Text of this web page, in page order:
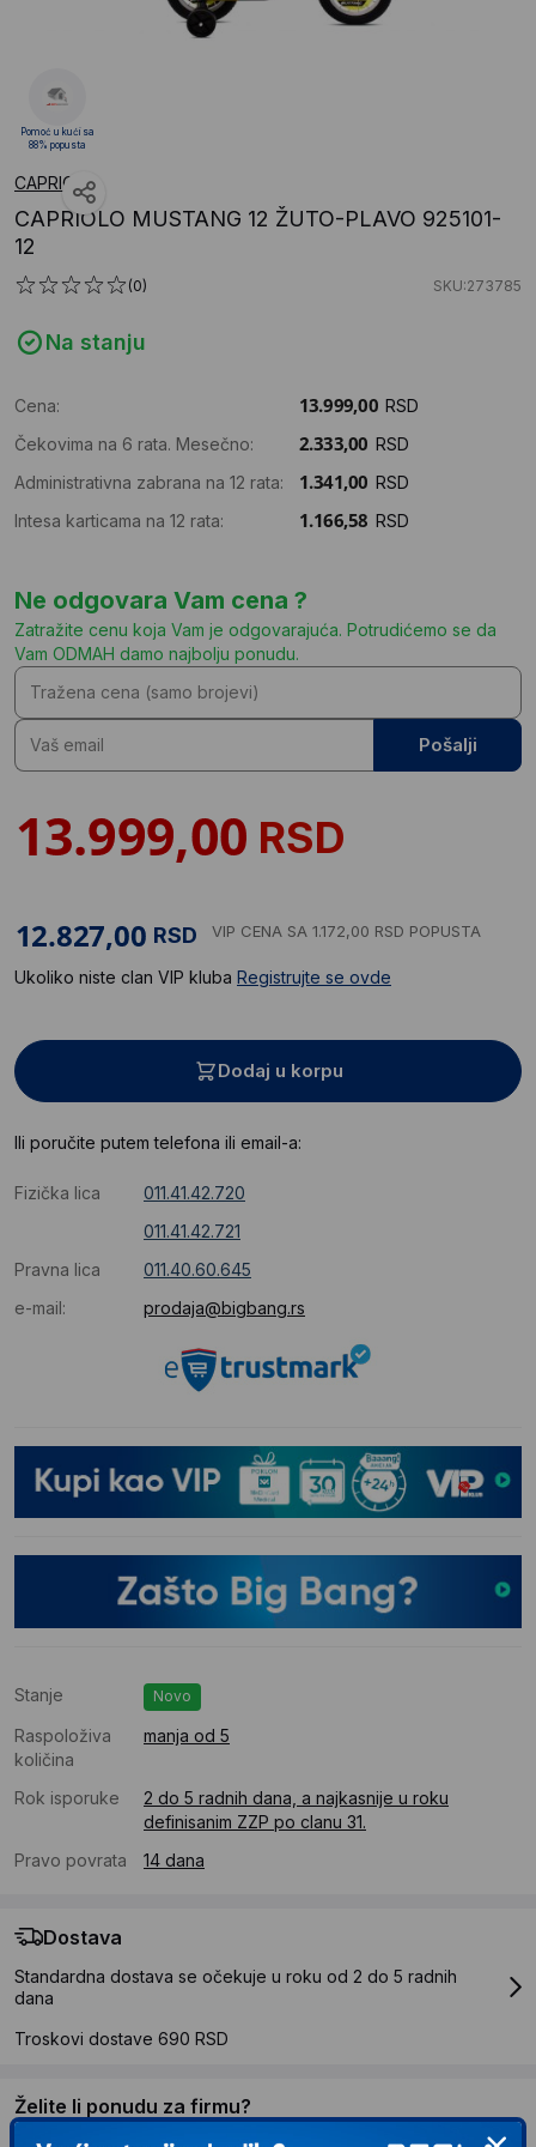
CAPRIOLO
CAPRIOLO MUSTANG 12 ŽUTO-PLAVO 925101-
12
(0) SKU:273785
Na stanju
Cena:
RSD
Čekovima na 6 rata. Mesečno:
RSD
Administrativna zabrana na 12 rata:
RSD
Intesa karticama na 12 rata:
RSD
Ne odgovara Vam cena ?
Zatražite cenu koja Vam je odgovarajuća. Potrudićemo se da
Vam ODMAH damo najbolju ponudu.
Pošalji
RSD
RSD VIP CENA SA 1.172,00 RSD POPUSTA
Ukoliko niste clan VIP kluba Registrujte se ovde
Dodaj u korpu
Ili poručite putem telefona ili email-a:
Fizička lica
011.41.42.720
011.41.42.721
Pravna lica
011.40.60.645
e-mail:
prodaja@bigbang.rs
Stanje Novo
Raspoloživa
količina
manja od 5
Rok isporuke
2 do 5 radnih dana, a najkasnije u roku
definisanim ZZP po clanu 31.
Pravo povrata
14 dana
Dostava
Standardna dostava se očekuje u roku od 2 do 5 radnih
dana
Troskovi dostave 690 RSD
Želite li ponudu za firmu?
Pomoć u kući sa
88% popusta